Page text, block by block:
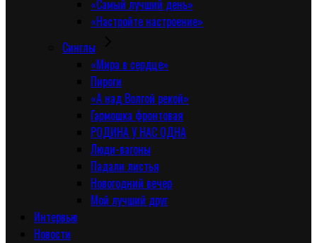
«Самый лучший день»
«Настройте настроение»
Синглы
«Мира в сердце»
Пироги
«А над Волгой рекой»
Гармошка фронтовая
РОДИНА У НАС ОДНА
Люди-вагоны
Падали листья
Новогодний вечер
Мой лучший друг
Интервью
Новости